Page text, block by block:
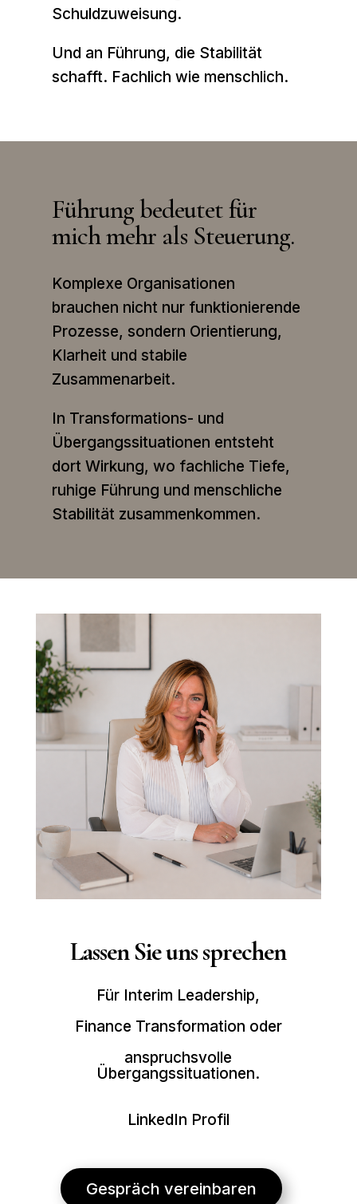
Schuldzuweisung.
Und an Führung, die Stabilität
schafft. Fachlich wie menschlich.
Führung bedeutet für
mich mehr als Steuerung.
Komplexe Organisationen
brauchen nicht nur funktionierende
Prozesse, sondern Orientierung,
Klarheit und stabile
Zusammenarbeit.
In Transformations- und
Übergangssituationen entsteht
dort Wirkung, wo fachliche Tiefe,
ruhige Führung und menschliche
Stabilität zusammenkommen.
Lassen Sie uns sprechen
Für Interim Leadership,
Finance Transformation oder
anspruchsvolle
Übergangssituationen.
LinkedIn Profil
Gespräch vereinbaren